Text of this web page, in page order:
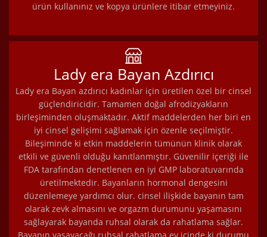
ürün kullanınız ve kopya ürünlere itibar etmeyiniz.
Lady era Bayan Azdırıcı
Lady era Bayan azdırıcı kadınlar için üretilen özel bir cinsel
güçlendiricidir. Tamamen doğal afrodizyakların
birleşiminden oluşmaktadır. Aktif maddelerden her biri en
iyi cinsel gelişimi sağlamak için özenle seçilmiştir.
Bileşiminde ki etkin maddelerin tümünün klinik olarak
etkili ve güvenli olduğu kanıtlanmıştır. Güvenilir içeriği ile
FDA tarafından denetlenen en iyi GMP laboratuvarında
üretilmektedir. Bayanların hormonal dengesini
düzenlemeye yardımcı olur. cinsel ilişkide bayanın tam
olarak zevk almasını ve orgazm durumunu yaşamasını
sağlayarak bayanda ruhsal olarak da rahatlama sağlar.